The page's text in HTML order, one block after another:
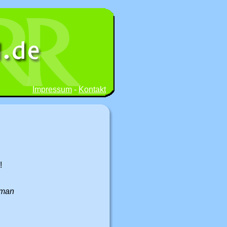
Impressum - Kontakt